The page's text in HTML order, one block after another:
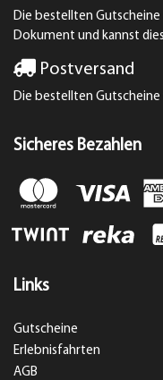
Die bestellten Gutscheine
Dokument und kannst
Postversand
Die bestellten
Sicheres Bezahlen
Links
Gutscheine
Erlebnisfahrten
AGB